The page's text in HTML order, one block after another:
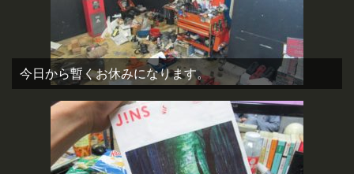
今日から暫くお休みになります。